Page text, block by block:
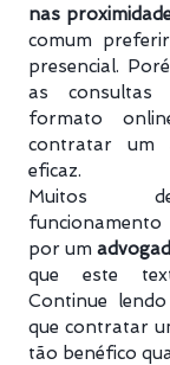
nas
comum
presencial.
as consultas
formato
contratar um
eficaz.
Muitos
por um
que este
Continue
que contratar
tão benéfico